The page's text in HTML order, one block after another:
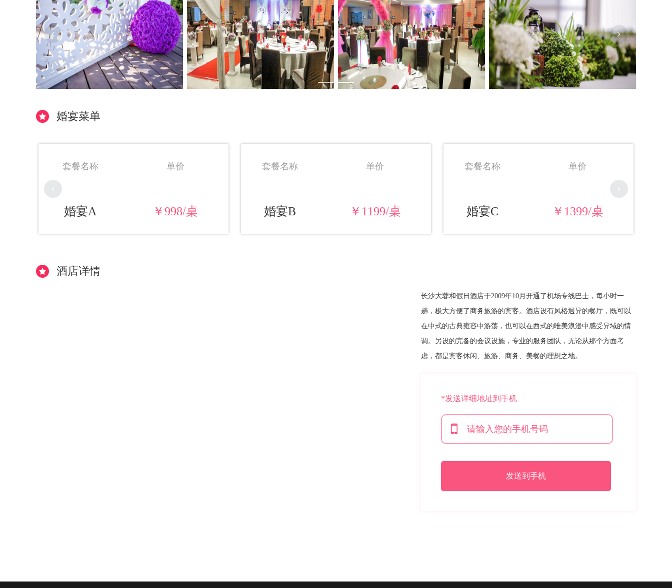
婚宴菜单
套餐名称 单价
婚宴A ￥998/桌
套餐名称 单价
婚宴B ￥1199/桌
套餐名称 单价
婚宴C ￥1399/桌
酒店详情
长沙大蓉和假日酒店于2009年10月开通了机场专线巴士，每小时一
趟，极大方便了商务旅游的宾客。酒店设有风格迥异的餐厅，既可以
在中式的古典雍容中游荡，也可以在西式的唯美浪漫中感受异域的情
调。另设的完备的会议设施，专业的服务团队，无论从那个方面考
虑，都是宾客休闲、旅游、商务、美餐的理想之地。
*发送详细地址到手机
发送到手机